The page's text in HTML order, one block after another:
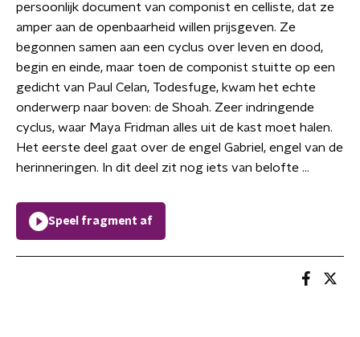
persoonlijk document van componist en celliste, dat ze
amper aan de openbaarheid willen prijsgeven. Ze
begonnen samen aan een cyclus over leven en dood,
begin en einde, maar toen de componist stuitte op een
gedicht van Paul Celan, Todesfuge, kwam het echte
onderwerp naar boven: de Shoah. Zeer indringende
cyclus, waar Maya Fridman alles uit de kast moet halen.
Het eerste deel gaat over de engel Gabriel, engel van de
herinneringen. In dit deel zit nog iets van belofte ...
Speel fragment af